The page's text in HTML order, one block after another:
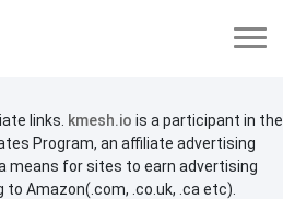
links. kmesh.io is a participant in the
Program, an affiliate advertising
means for sites to earn advertising
Amazon(.com, .co.uk, .ca etc).